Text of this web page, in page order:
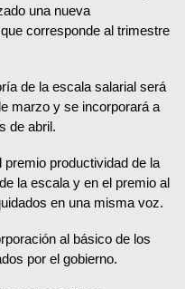
una nueva
corresponde al trimestre
de la escala salarial será
marzo y se incorporará a
de abril.
productividad de la
la escala y en el premio al
en una misma voz.
al básico de los
por el gobierno.